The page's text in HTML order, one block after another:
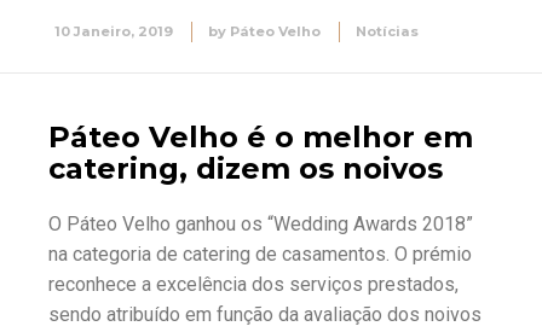
10 Janeiro, 2019 by Páteo Velho Notícias
Páteo Velho é o melhor em
catering, dizem os noivos
O Páteo Velho ganhou os “Wedding Awards 2018”
na categoria de catering de casamentos. O prémio
reconhece a excelência dos serviços prestados,
sendo atribuído em função da avaliação dos noivos